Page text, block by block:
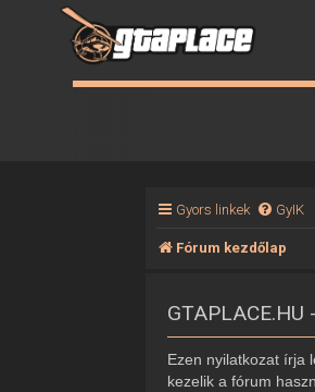
Gyors linkek GyIK
Fórum kezdőlap
Ezen nyilatkozat írja
kezelik a fórum